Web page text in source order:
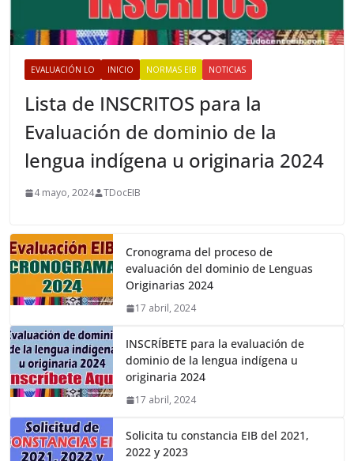
EVALUACIÓN LO INICIO NORMAS EIB NOTICIAS
Lista de INSCRITOS para la
Evaluación de dominio de la
lengua indígena u originaria 2024
4 mayo, 2024 TDocEIB
Cronograma del proceso de
evaluación del dominio de Lenguas
Originarias 2024
17 abril, 2024
INSCRÍBETE para la evaluación de
dominio de la lengua indígena u
originaria 2024
17 abril, 2024
Solicita tu constancia EIB del 2021,
2022 y 2023